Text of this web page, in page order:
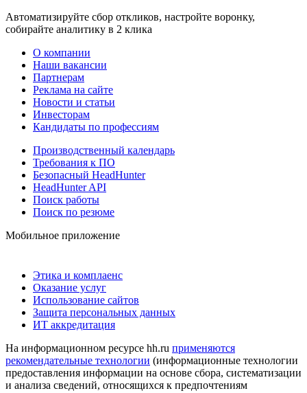
Автоматизируйте сбор откликов, настройте воронку,
собирайте аналитику в 2 клика
О компании
Наши вакансии
Партнерам
Реклама на сайте
Новости и статьи
Инвесторам
Кандидаты по профессиям
Производственный календарь
Требования к ПО
Безопасный HeadHunter
HeadHunter API
Поиск работы
Поиск по резюме
Мобильное приложение
Этика и комплаенс
Оказание услуг
Использование сайтов
Защита персональных данных
ИТ аккредитация
На информационном ресурсе hh.ru применяются
рекомендательные технологии (информационные технологии
предоставления информации на основе сбора, систематизации
и анализа сведений, относящихся к предпочтениям